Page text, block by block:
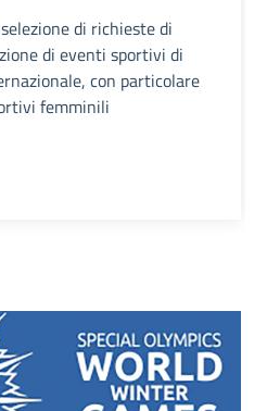
di richieste di
di eventi sportivi di
con particolare
femminili